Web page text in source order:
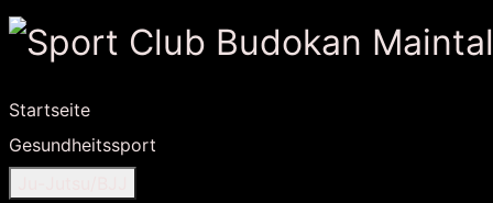
Startseite
Gesundheitssport